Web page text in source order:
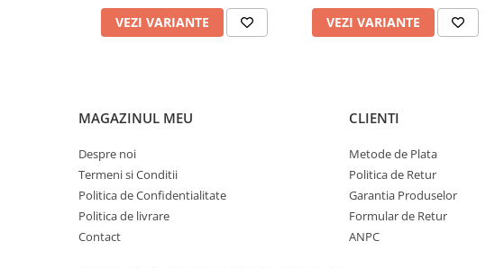
VEZI VARIANTE VEZI VARIANTE
MAGAZINUL MEU
Despre noi
Termeni si Conditii
Politica de Confidentialitate
Politica de livrare
Contact
CLIENTI
Metode de Plata
Politica de Retur
Garantia Produselor
Formular de Retur
ANPC